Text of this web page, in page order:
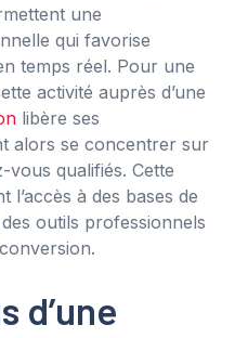
une
qui favorise
temps réel. Pour une
activité auprès d’une
libère ses
alors se concentrer sur
qualifiés. Cette
à des bases de
outils professionnels
d’une